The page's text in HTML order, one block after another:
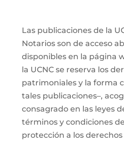
Las publicaciones de la
Notarios son de acceso
disponibles en la página
la UCNC se reserva los
patrimoniales y la forma
tales publicaciones–,
consagrado en las leyes
términos y condiciones
protección a los